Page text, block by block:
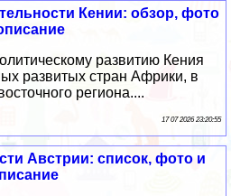
Кении: обзор, фото
развитию Кения
развитых стран Африки, в
региона....
17 07 2026 23:20:55
Австрии: список, фото и